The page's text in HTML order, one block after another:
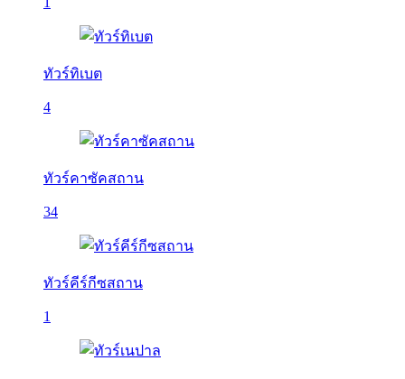
ทัวร์ทิเบต
4
ทัวร์คาซัคสถาน
34
ทัวร์คีร์กีซสถาน
1